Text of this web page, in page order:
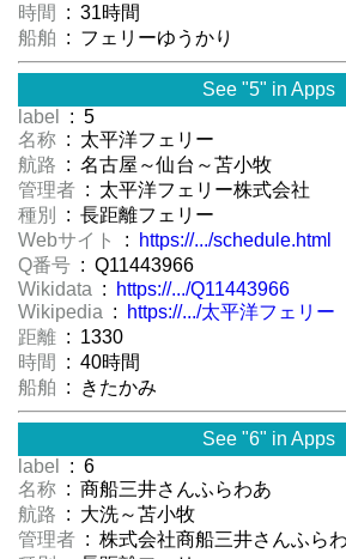
時間
: 31時間
船舶 : フェリーゆうかり
See "5" in Apps
label
: 5
名称 : 太平洋フェリー
航路 : 名古屋～仙台～苫小牧
管理者 : 太平洋フェリー株式会社
種別
: 長距離フェリー
Webサイト
:
https://.../schedule.html
Q番号 : Q11443966
Wikidata :
https://.../Q11443966
Wikipedia :
https://.../太平洋フェリー
距離 : 1330
時間
: 40時間
船舶 : きたかみ
See "6" in Apps
label
: 6
名称 : 商船三井さんふらわあ
航路 : 大洗～苫小牧
管理者 : 株式会社商船三井さんふら